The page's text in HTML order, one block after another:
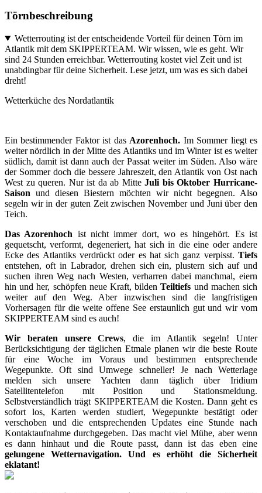
Törnbeschreibung
Wetterrouting ist der entscheidende Vorteil für deinen Törn im
Atlantik mit dem SKIPPERTEAM. Wir wissen, wie es geht. Wir
sind 24 Stunden erreichbar. Wetterrouting kostet viel Zeit und ist
unabdingbar für deine Sicherheit. Lese jetzt, um was es sich dabei
dreht!
Wetterküche des Nordatlantik
Ein bestimmender Faktor ist das Azorenhoch. Im Sommer liegt es
weiter nördlich in der Mitte des Atlantiks und im Winter ist es weiter
südlich, damit ist dann auch der Passat weiter im Süden. Also wäre
der Sommer doch die bessere Jahreszeit, den Atlantik von Ost nach
West zu queren. Nur ist da ab MitteJuli bis Oktober Hurricane-
Saison und diesen Biestern möchten wir nicht begegnen. Also
segeln wir in der guten Zeit zwischen November und Juni über den
Teich.
Das Azorenhoch ist nicht immer dort, wo es hingehört. Es ist
gequetscht, verformt, degeneriert, hat sich in die eine oder andere
Ecke des Atlantiks verdrückt oder es hat sich ganz verpisst. Tiefs
entstehen, oft in Labrador, drehen sich ein, plustern sich auf und
suchen ihren Weg nach Westen, verharren dabei manchmal, eiern
hin und her, schöpfen neue Kraft, bildenTeiltiefs und machen sich
weiter auf den Weg. Aber inzwischen sind die langfristigen
Vorhersagen für die weite offene See erstaunlich gut und wir vom
SKIPPERTEAM sind es auch!
Wir beraten unsere Crews, die im Atlantik segeln! Unter
Berücksichtigung der täglichen Etmale planen wir die beste Route
für eine Woche im Voraus und bestimmen entsprechende
Wegepunkte. Oft sind Umwege schneller! Je nach Wetterlage
melden sich unsere Yachten dann täglich über Iridium
Satellitentelefon mit Position und Stationsmeldung.
Selbstverständlich trägt SKIPPERTEAM die Kosten. Dann geht es
sofort los, Karten werden studiert, Wegepunkte bestätigt oder
verschoben und die entsprechenden Updates eine Stunde nach
Kontaktaufnahme durchgegeben. Das macht viel Mühe, aber wenn
es dann hinhaut und die Route passt, dann ist das eben eine
gelungene Wetternavigation. Und es erhöht die Sicherheit
eklatant!